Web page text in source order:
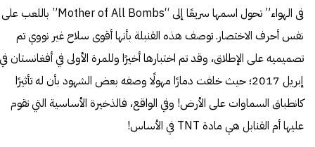
فى الهواء” تحول اسمها سريعًا إلى “Mother of All Bombs” باللعب على
نفس أحرف الاختصار. توصف هذه القنبلة بأنها أقوى سلاح غير نووي تم
تصميميه على الإطلاق، وقد تم اختبارها أخيرًا وللمرة الأولى في أفغانستان في
إبريل 2017؛ حيث خلفت دمارًا مهولًا وصفه بعض الشهود بأن له تأثيرًا
كانطباق السماوات على الأرض! وفي الواقع، فالذخيرة الأساسية التي تقوم
عليها أم القنابل هي مادة TNT في الأساس!